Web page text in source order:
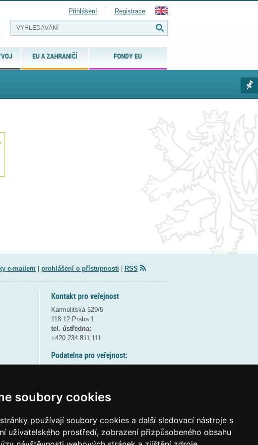
soubory cookies
používají soubory cookies a další sledovací nástroje s
uživatelského prostředí, zobrazení přizpůsobeného obsahu
EU A ZAHRANIČÍ FONDY EU
Přihlášení Registrace
e-mailem prohlášení o přístupnosti RSS
Kontakt pro veřejnost
Karmelitská 529/5
118 12 Praha 1
tel. ústředna:
+420 234 811 111
Podatelna pro veřejnost:
(více informací
Elektronická podatelna: